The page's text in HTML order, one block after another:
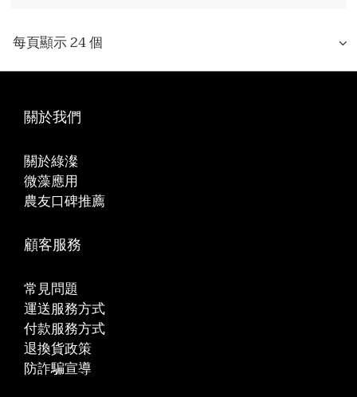
每頁顯示 24 個
關於我們
關於綠澯
微藻應用
農友口碑推薦
顧客服務
常見問題
運送服務方式
付款服務方式
退換貨政策
防詐騙宣導